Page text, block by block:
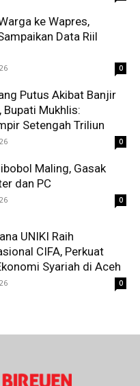
ke Wapres,
Data Riil
0
Putus Akibat Banjir
Bupati Mukhlis:
Setengah Triliun
0
Maling, Gasak
dan PC
0
UNIKI Raih
CIFA, Perkuat
Syariah di Aceh
0